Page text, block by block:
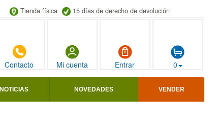
Tienda física 15 días de derecho de devolución
Contacto Mi cuenta Entrar 0
NOTICIAS NOVEDADES VENDER